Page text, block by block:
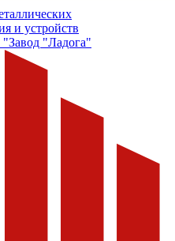
и устройств
"Ладога"